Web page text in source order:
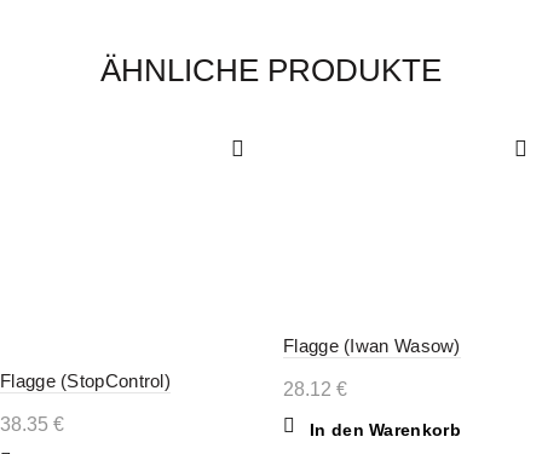
ÄHNLICHE PRODUKTE
Flagge (StopControl)
38.35 €
Flagge (Iwan Wasow)
28.12 €
In den Warenkorb